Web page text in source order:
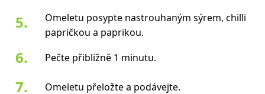
Omeletu posypte nastrouhaným sýrem, chilli
papričkou a paprikou.
Pečte přibližně 1 minutu.
Omeletu přeložte a podávejte.